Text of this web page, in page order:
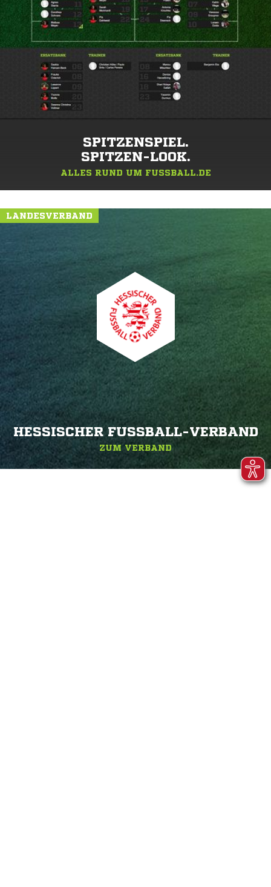
SPITZENSPIEL.
SPITZEN-LOOK.
ALLES RUND UM FUSSBALL.DE
LANDESVERBAND
HESSISCHER FUSSBALL-VERBAND
ZUM VERBAND